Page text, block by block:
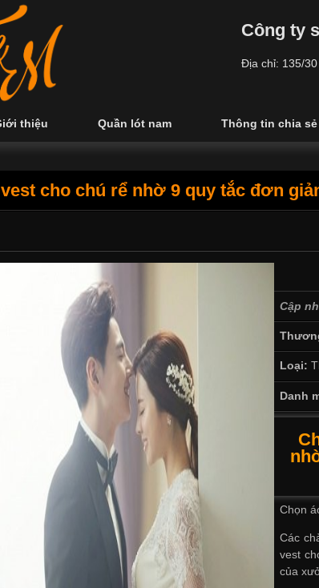
Công ty
Địa chỉ: 135/
thiệu Quần lót nam Thông tin chia sẻ
cho chú rể nhờ 9 quy tắc đơn
Cập
Loại:
Danh
Chọn
Các
vest
của